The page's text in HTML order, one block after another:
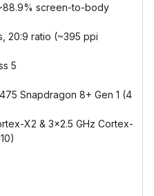
screen-to-body
20:9 ratio (~395 ppi
5
Snapdragon 8+ Gen 1 (4
X2 & 3x2.5 GHz Cortex-